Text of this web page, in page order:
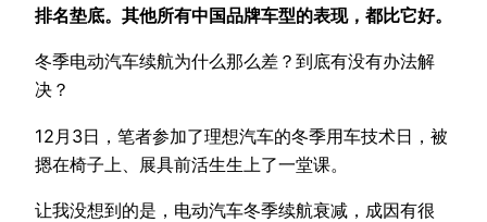
排名垫底。其他所有中国品牌车型的表现，都比它好。
冬季电动汽车续航为什么那么差？到底有没有办法解
决？
12月3日，笔者参加了理想汽车的冬季用车技术日，被
摁在椅子上、展具前活生生上了一堂课。
让我没想到的是，电动汽车冬季续航衰减，成因有很